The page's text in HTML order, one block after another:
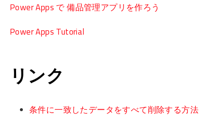
Power Apps で 備品管理アプリを作ろう
Power Apps Tutorial
リンク
条件に一致したデータをすべて削除する方法